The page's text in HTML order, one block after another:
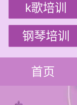
k歌培训
钢琴培训
首页